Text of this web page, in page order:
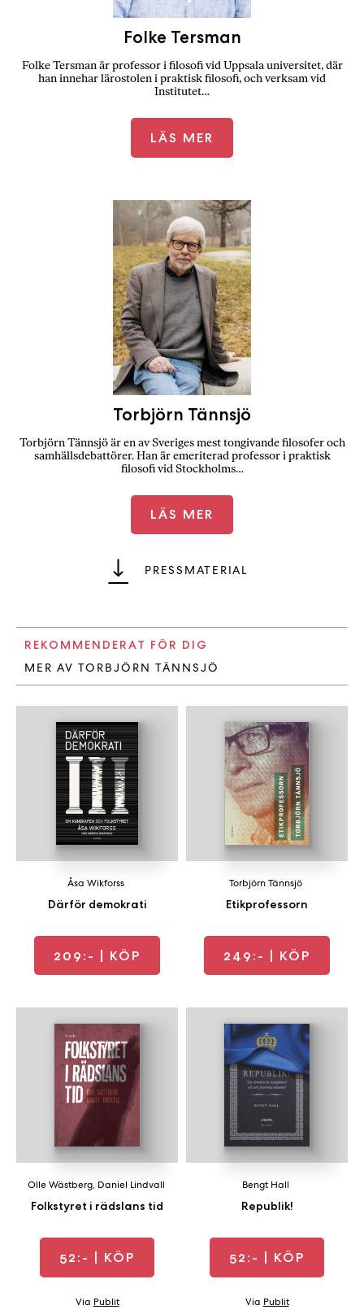
Folke Tersman
Folke Tersman är professor i filosofi vid Uppsala universitet, där
han innehar lärostolen i praktisk filosofi, och verksam vid
Institutet…
LÄS MER
Torbjörn Tännsjö
Torbjörn Tännsjö är en av Sveriges mest tongivande filosofer och
samhällsdebattörer. Han är emeriterad professor i praktisk
filosofi vid Stockholms…
LÄS MER
PRESSMATERIAL
REKOMMENDERAT FÖR DIG
MER AV TORBJÖRN TÄNNSJÖ
Därför demokrati
Åsa Wikforss
209:- | KÖP
Etikprofessorn
Torbjörn Tännsjö
249:- | KÖP
Folkstyret i rädslans tid
Olle Wästberg, Daniel Lindvall
52:- | KÖP
Via Publit
Republik!
Bengt Hall
52:- | KÖP
Via Publit